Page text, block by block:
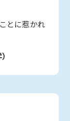
とに惹かれ